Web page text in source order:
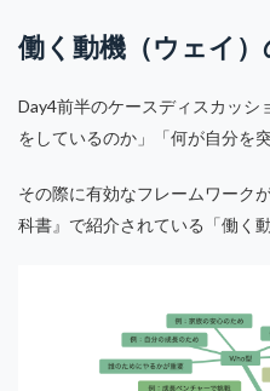
働く動機（ウェイ
Day4前半のケースディスカッシ
をしているのか」「何が自分を
その際に有効なフレームワーク
科書』で紹介されている「働く